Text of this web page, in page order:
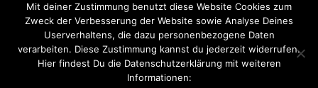
Mit deiner Zustimmung benutzt diese Website Cookies zum
Zweck der Verbesserung der Website sowie Analyse Deines
Userverhaltens, die dazu personenbezogene Daten
verarbeiten. Diese Zustimmung kannst du jederzeit widerrufen.
Hier findest Du die Datenschutzerklärung mit weiteren
Informationen: